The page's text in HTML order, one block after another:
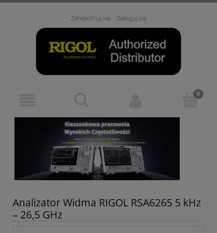
Zarejestruj się Zaloguj się
Analizator Widma RIGOL RSA6265 5 kHz
– 26,5 GHz